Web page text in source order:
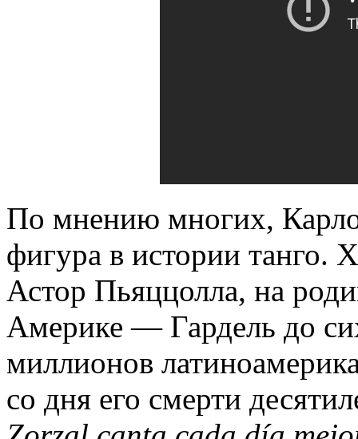
По мнению многих,
фигура в истории танго.
Астор Пьяццолла, на
Америке — Гардель до
миллионов
со дня его смерти